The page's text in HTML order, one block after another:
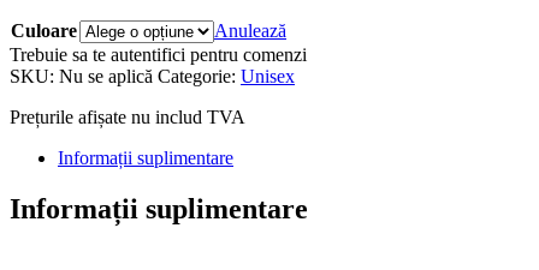
Culoare
Anulează
Trebuie sa te autentifici pentru comenzi
SKU: Nu se aplică Categorie: Unisex
Prețurile afișate nu includ TVA
Informații suplimentare
Informații suplimentare